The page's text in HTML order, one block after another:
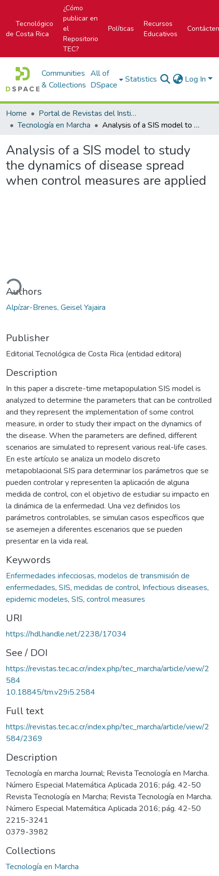
Tecnológico
de Costa Rica
¿Cómo
publicar en
el
Repositorio
TEC?
Políticas
Recursos
Educativos
Communities
& Collections
All of
DSpace
Statistics Log In
Home
Portal de Revistas del Instituto Tecnológico de Costa Rica
Tecnología en Marcha
Analysis of a SIS model to study the dynamics of disease spread when control measures are applied
Analysis of a SIS model to study
the dynamics of disease spread
when control measures are applied
Authors
Alpízar-Brenes, Geisel Yajaira
Publisher
Editorial Tecnológica de Costa Rica (entidad editora)
Description
In this paper a discrete-time metapopulation SIS model is
analyzed to determine the parameters that can be controlled
and they represent the implementation of some control
measure, in order to study their impact on the dynamics of
the disease. When the parameters are defined, different
scenarios are simulated to represent various real-life cases.
En este artículo se analiza un modelo discreto
metapoblacional SIS para determinar los parámetros que se
pueden controlar y representen la aplicación de alguna
medida de control, con el objetivo de estudiar su impacto en
la dinámica de la enfermedad. Una vez definidos los
parámetros controlables, se simulan casos específicos que
se asemejen a diferentes escenarios que se pueden
presentar en la vida real.
Keywords
Enfermedades infecciosas, modelos de transmisión de
enfermedades, SIS, medidas de control, Infectious diseases,
epidemic modeles, SIS, control measures
URI
https://hdl.handle.net/2238/17034
See / DOI
https://revistas.tec.ac.cr/index.php/tec_marcha/article/view/2
584
10.18845/tm.v29i5.2584
Full text
https://revistas.tec.ac.cr/index.php/tec_marcha/article/view/2
584/2369
Description
Tecnología en marcha Journal; Revista Tecnología en Marcha.
Número Especial Matemática Aplicada 2016; pág. 42-50
Revista Tecnología en Marcha; Revista Tecnología en Marcha.
Número Especial Matemática Aplicada 2016; pág. 42-50
2215-3241
0379-3982
Collections
Tecnología en Marcha